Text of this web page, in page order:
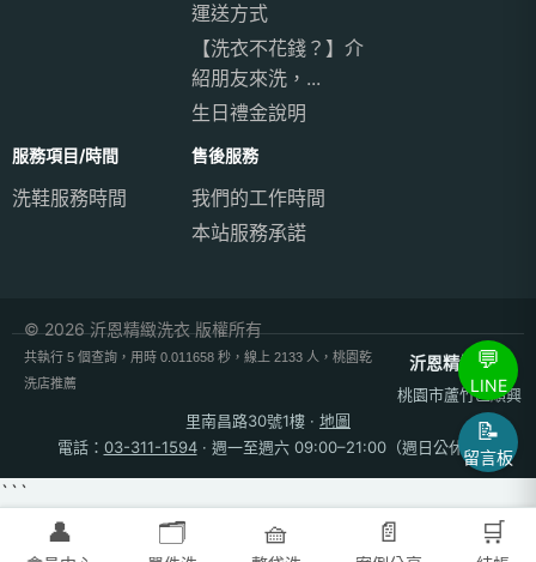
運送方式
【洗衣不花錢？】介
紹朋友來洗，...
生日禮金說明
服務項目/時間
洗鞋服務時間
售後服務
我們的工作時間
本站服務承諾
© 2026 沂恩精緻洗衣 版權所有
共執行 5 個查詢，用時 0.011658 秒，線上 2133 人，桃園乾
洗店推薦
沂恩精緻洗衣
桃園市蘆竹區順興
里南昌路30號1樓 · 地圖
電話： 03-311-1594· 週一至週六 09:00–21:00（週日公休）
👤 🗂️ 🧺 📄 🛒
💬
LINE
📝
留言板
```